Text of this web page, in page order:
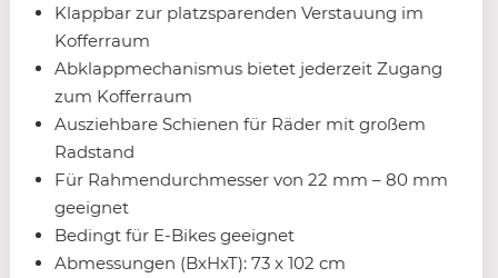
Klappbar zur platzsparenden Verstauung im
Kofferraum
Abklappmechanismus bietet jederzeit Zugang
zum Kofferraum
Ausziehbare Schienen für Räder mit großem
Radstand
Für Rahmendurchmesser von 22 mm – 80 mm
geeignet
Bedingt für E-Bikes geeignet
Abmessungen (BxHxT): 73 x 102 cm